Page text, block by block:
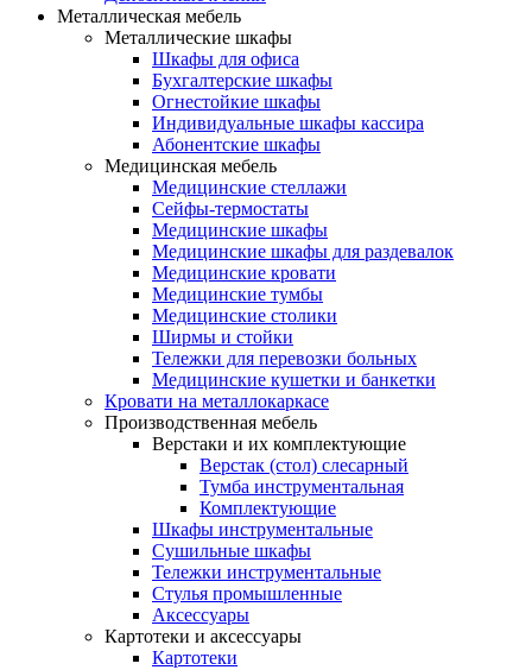
Металлическая мебель
Металлические шкафы
Шкафы для офиса
Бухгалтерские шкафы
Огнестойкие шкафы
Индивидуальные шкафы кассира
Абонентские шкафы
Медицинская мебель
Медицинские стеллажи
Сейфы-термостаты
Медицинские шкафы
Медицинские шкафы для раздевалок
Медицинские кровати
Медицинские тумбы
Медицинские столики
Ширмы и стойки
Тележки для перевозки больных
Медицинские кушетки и банкетки
Кровати на металлокаркасе
Производственная мебель
Верстаки и их комплектующие
Верстак (стол) слесарный
Тумба инструментальная
Комплектующие
Шкафы инструментальные
Сушильные шкафы
Тележки инструментальные
Стулья промышленные
Аксессуары
Картотеки и аксессуары
Картотеки